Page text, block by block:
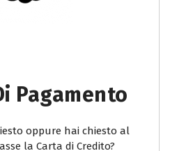
Pagamento
oppure hai chiesto al
la Carta di Credito?